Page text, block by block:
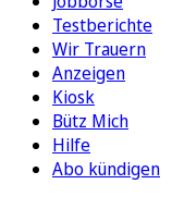
Testberichte
Wir Trauern
Anzeigen
Kiosk
Bütz Mich
Hilfe
Abo kündigen